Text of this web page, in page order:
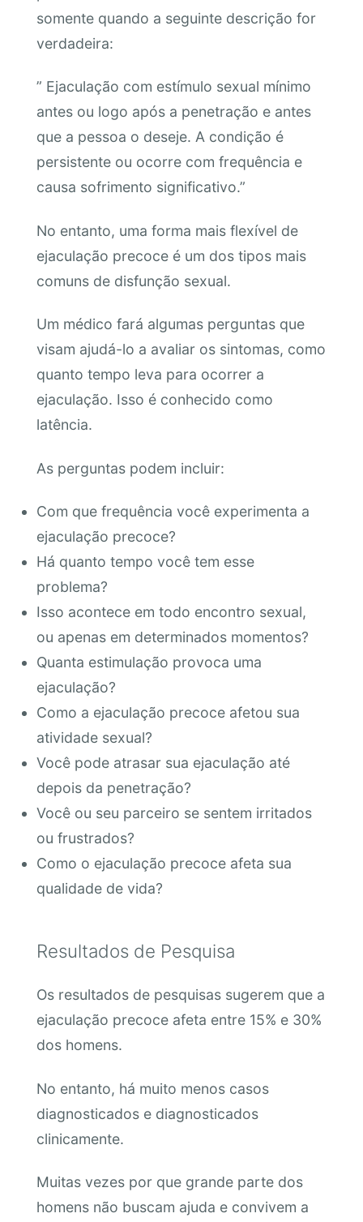
somente quando a seguinte descrição for
verdadeira:
” Ejaculação com estímulo sexual mínimo
antes ou logo após a penetração e antes
que a pessoa o deseje. A condição é
persistente ou ocorre com frequência e
causa sofrimento significativo.”
No entanto, uma forma mais flexível de
ejaculação precoce é um dos tipos mais
comuns de disfunção sexual.
Um médico fará algumas perguntas que
visam ajudá-lo a avaliar os sintomas, como
quanto tempo leva para ocorrer a
ejaculação. Isso é conhecido como
latência.
As perguntas podem incluir:
Com que frequência você experimenta a
ejaculação precoce?
Há quanto tempo você tem esse
problema?
Isso acontece em todo encontro sexual,
ou apenas em determinados momentos?
Quanta estimulação provoca uma
ejaculação?
Como a ejaculação precoce afetou sua
atividade sexual?
Você pode atrasar sua ejaculação até
depois da penetração?
Você ou seu parceiro se sentem irritados
ou frustrados?
Como o ejaculação precoce afeta sua
qualidade de vida?
Resultados de Pesquisa
Os resultados de pesquisas sugerem que a
ejaculação precoce afeta entre 15% e 30%
dos homens.
No entanto, há muito menos casos
diagnosticados e diagnosticados
clinicamente.
Muitas vezes por que grande parte dos
homens não buscam ajuda e convivem a